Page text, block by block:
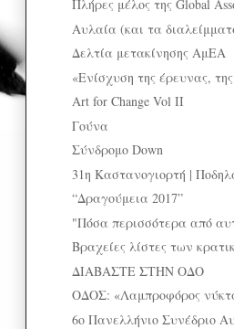
Πλήρες μέλος της Global
Αυλαία (και τα
Δελτία μετακίνησης ΑμEΑ
«Ενίσχυση της έρευνας,
Art for Change Vol II
Γούνα
Σύνδρομο Down
31η Καστανογιορτή |
“Δραγούμεια 2017”
"Πόσα περισσότερα από
Βραχείες λίστες των
ΔΙΑΒΑΣΤΕ ΣΤΗΝ ΟΔΟ
ΟΔΟΣ: «Λαμπροφόρος
6ο Πανελλήνιο Συνέδριο